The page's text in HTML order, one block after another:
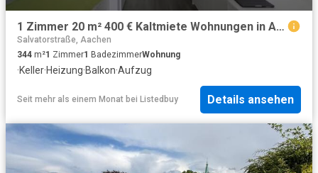
1 Zimmer 20 m² 400 € Kaltmiete Wohnungen in Aachen
Salvatorstraße, Aachen
344 m²1 Zimmer1 BadezimmerWohnung
·Keller·Heizung·Balkon·Aufzug
Seit mehr als einem Monat bei Listedbuy Details ansehen